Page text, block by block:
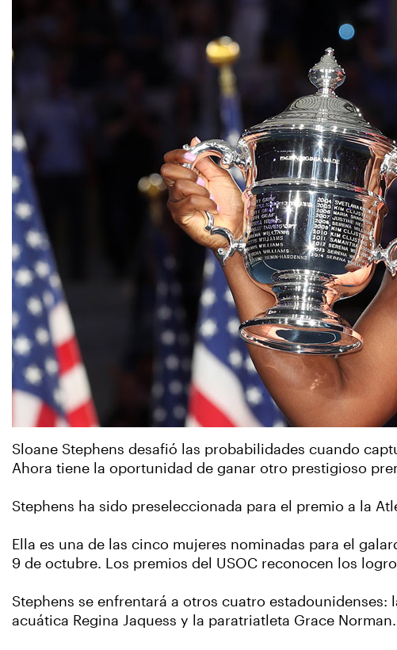
Sloane Stephens desafió las probabilidades cuando
Ahora tiene la oportunidad de ganar otro prestigioso
Stephens ha sido preseleccionada para el premio a la
Ella es una de las cinco mujeres nominadas para el
9 de octubre. Los premios del USOC reconocen los
Stephens se enfrentará a otros cuatro
acuática Regina Jaquess y la paratriatleta Grace Norman.